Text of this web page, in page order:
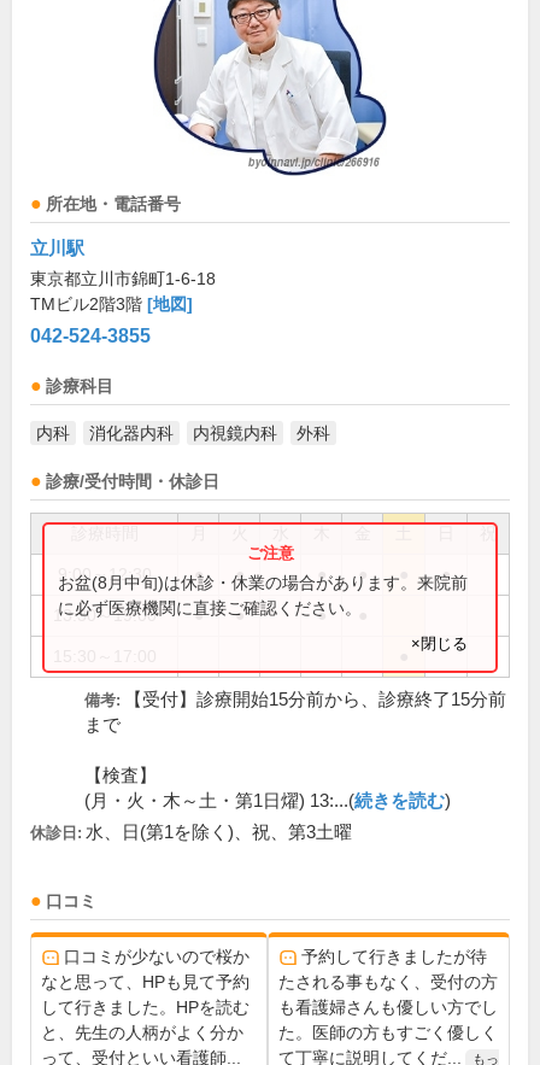
所在地・電話番号
立川駅
東京都立川市錦町1-6-18
TMビル2階3階 [地図]
042-524-3855
診療科目
内科 消化器内科 内視鏡内科 外科
診療/受付時間・休診日
祝
9:00～12:30 ● ● ● ● ●
13:30～19:00 ● ● ●
お盆(8月中旬)は休診・休業の場合があります。来院前
に必ず医療機関に直接ご確認ください。
×閉じる
備考:
【受付】診療開始15分前から、診療終了15分前
まで
【検査】
(月・火・木～土・第1日燿) 13:...(続きを読む)
休診日: 水、日(第1を除く)、祝、第3土曜
口コミ
口コミが少ないので桜か
なと思って、HPも見て予約
して行きました。HPを読む
と、先生の人柄がよく分か
って、受付といい看護師...
予約して行きましたが待
たされる事もなく、受付の方
も看護婦さんも優しい方でし
た。医師の方もすごく優しく
て丁寧に説明してくだ...
もっ